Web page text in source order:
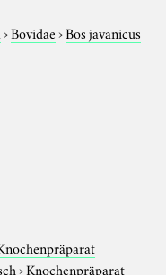
›Bovidae›Bos javanicus
›Knochenpräparat